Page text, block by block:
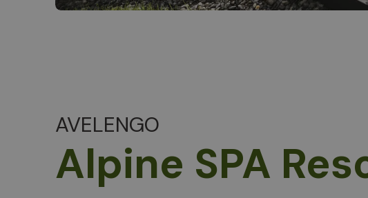
AVELENGO
Alpine SPA